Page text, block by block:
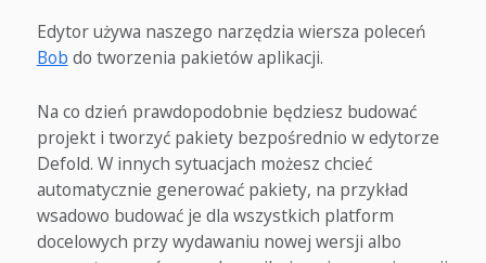
Edytor używa naszego narzędzia wiersza poleceń
Bob do tworzenia pakietów aplikacji.
Na co dzień prawdopodobnie będziesz budować
projekt i tworzyć pakiety bezpośrednio w edytorze
Defold. W innych sytuacjach możesz chcieć
automatycznie generować pakiety, na przykład
wsadowo budować je dla wszystkich platform
docelowych przy wydawaniu nowej wersji albo